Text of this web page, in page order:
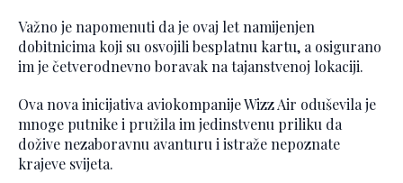
Važno je napomenuti da je ovaj let namijenjen
dobitnicima koji su osvojili besplatnu kartu, a osigurano
im je četverodnevno boravak na tajanstvenoj lokaciji.
Ova nova inicijativa aviokompanije Wizz Air oduševila je
mnoge putnike i pružila im jedinstvenu priliku da
dožive nezaboravnu avanturu i istraže nepoznate
krajeve svijeta.